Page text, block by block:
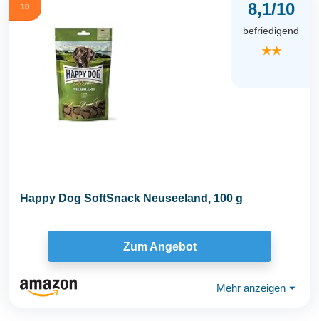
10 8,1/10
befriedigend
★★
Happy Dog SoftSnack Neuseeland, 100 g
Zum Angebot
Mehr anzeigen ⏷